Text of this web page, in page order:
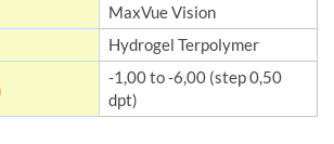
MaxVue Vision
Hydrogel Terpolymer
-1,00 to -6,00 (step 0,50
dpt)